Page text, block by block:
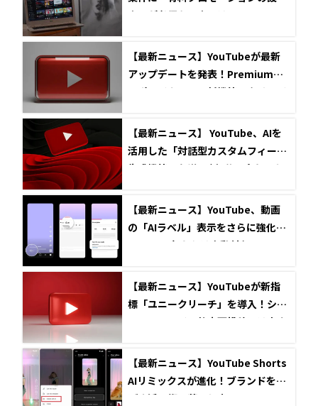
定」が必須な理由とは？
【最新ニュース】YouTubeが最新
アップデートを発表！Premium向
けポッドキャスト新機能とクリエイ
【最新ニュース】 YouTube、AIを
活用した「対話型カスタムフィード
生成機能」を導入 | 気分に合わせた
【最新ニュース】YouTube、動画
の「AIラベル」表示をさらに強化
へ。2026年からは自動付与システム
【最新ニュース】YouTubeが新指
標「ユニークリーチ」を導入！ショ
ートフィードの静止画投稿には音楽
【最新ニュース】YouTube Shorts
AIリミックスが進化！ブランドを伸
ばす活用術と落とし穴